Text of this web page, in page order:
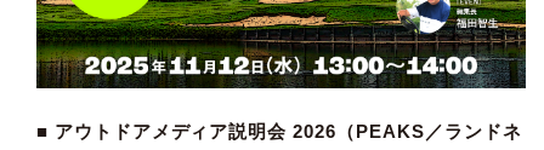
■ アウトドアメディア説明会 2026（PEAKS／ランドネ